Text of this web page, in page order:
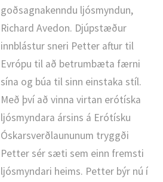
goðsagnakenndu ljósmyndun,
Richard Avedon. Djúpstæður
innblástur sneri Petter aftur til
Evrópu til að betrumbæta færni
sína og búa til sinn einstaka stíl.
Með því að vinna virtan erótíska
ljósmyndara ársins á Erótísku
Óskarsverðlaununum tryggði
Petter sér sæti sem einn fremsti
ljósmyndari heims. Petter býr nú í